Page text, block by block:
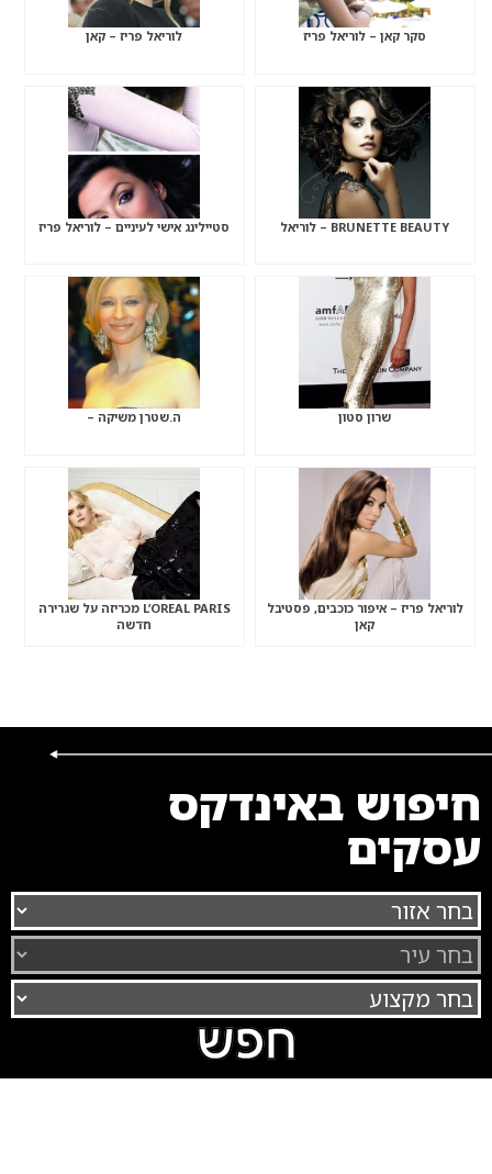
סקר קאן – לוריאל פריז לוריאל פריז – קאן
BRUNETTE BEAUTY – לוריאל סטיילינג אישי לעיניים – לוריאל פריז
שרון סטון ה.שטרן משיקה –
לוריאל פריז – איפור כוכבים, פסטיבל
קאן
L’OREAL PARIS מכריזה על שגרירה
חדשה
חיפוש באינדקס
עסקים